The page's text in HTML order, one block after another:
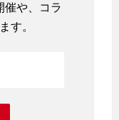
催や、コラ
す。